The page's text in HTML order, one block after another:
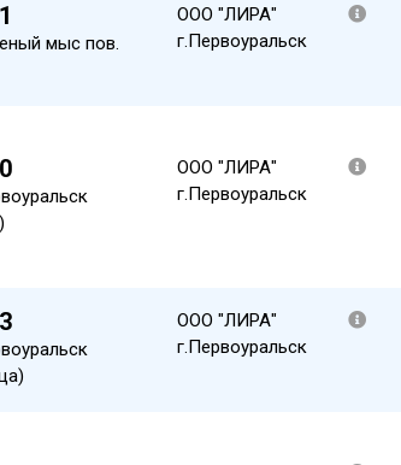
мыс пов.
ООО "ЛИРА"
г.Первоуральск
ООО "ЛИРА"
г.Первоуральск
ООО "ЛИРА"
г.Первоуральск